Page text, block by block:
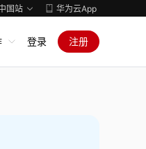
国站 华为云App
登录 注册